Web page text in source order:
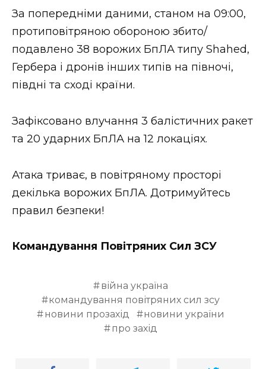
За попередніми даними, станом на 09:00,
протиповітряною обороною збито/
подавлено 38 ворожих БпЛА типу Shahed,
Гербера і дронів інших типів на півночі,
півдні та сході країни.
Зафіксовано влучання 3 балістичних ракет
та 20 ударних БпЛА на 12 локаціях.
Атака триває, в повітряному просторі
декілька ворожих БпЛА. Дотримуйтесь
правил безпеки!
Командування Повітряних Сил ЗСУ
війна україна
командування повітряних сил зсу
новини прозахід
новини україни
про захід